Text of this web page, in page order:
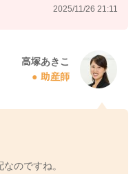
2025/11/26 21:11
高塚あきこ
助産師
のですね。